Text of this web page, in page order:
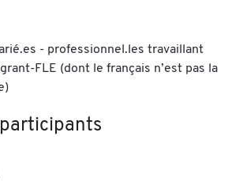
- professionnel.les travaillant
FLE (dont le français n’est pas la